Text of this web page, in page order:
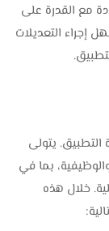
مع القدرة على
إجراء التعديلات
التطبيق. يتولى
بما في
خلال هذه